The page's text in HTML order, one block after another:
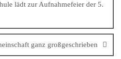
lädt zur Aufnahmefeier der 5.
ganz großgeschrieben